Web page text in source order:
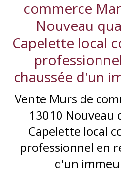
commerce
Nouveau
Capelette local
chaussée d'un
Vente Murs de
13010 Nouveau
Capelette local
professionnel en
d'un